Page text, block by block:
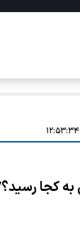
کجا